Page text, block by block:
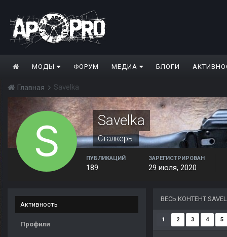
МОДЫ ФОРУМ МЕДИА БЛОГИ
Главная Savelka
Savelka
Сталкеры
ПУБЛИКАЦИЙ
189
ЗАРЕГИСТРИРОВАН
29 июля, 2020
Активность
Профили
ВЕСЬ КОНТЕНТ
1 2 3 4 5